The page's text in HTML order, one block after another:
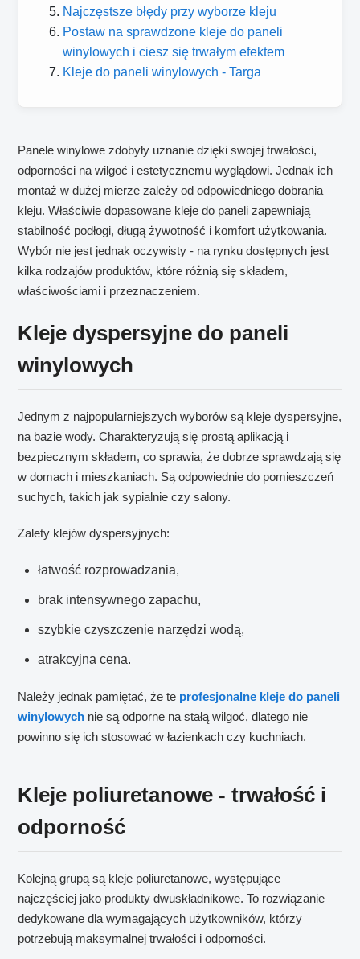
Najczęstsze błędy przy wyborze kleju
Postaw na sprawdzone kleje do paneli
winylowych i ciesz się trwałym efektem
Kleje do paneli winylowych - Targa
Panele winylowe zdobyły uznanie dzięki swojej trwałości,
odporności na wilgoć i estetycznemu wyglądowi. Jednak ich
montaż w dużej mierze zależy od odpowiedniego dobrania
kleju. Właściwie dopasowane kleje do paneli zapewniają
stabilność podłogi, długą żywotność i komfort użytkowania.
Wybór nie jest jednak oczywisty - na rynku dostępnych jest
kilka rodzajów produktów, które różnią się składem,
właściwościami i przeznaczeniem.
Kleje dyspersyjne do paneli
winylowych
Jednym z najpopularniejszych wyborów są kleje dyspersyjne,
na bazie wody. Charakteryzują się prostą aplikacją i
bezpiecznym składem, co sprawia, że dobrze sprawdzają się
w domach i mieszkaniach. Są odpowiednie do pomieszczeń
suchych, takich jak sypialnie czy salony.
Zalety klejów dyspersyjnych:
łatwość rozprowadzania,
brak intensywnego zapachu,
szybkie czyszczenie narzędzi wodą,
atrakcyjna cena.
Należy jednak pamiętać, że te profesjonalne kleje do paneli
winylowych nie są odporne na stałą wilgoć, dlatego nie
powinno się ich stosować w łazienkach czy kuchniach.
Kleje poliuretanowe - trwałość i
odporność
Kolejną grupą są kleje poliuretanowe, występujące
najczęściej jako produkty dwuskładnikowe. To rozwiązanie
dedykowane dla wymagających użytkowników, którzy
potrzebują maksymalnej trwałości i odporności.